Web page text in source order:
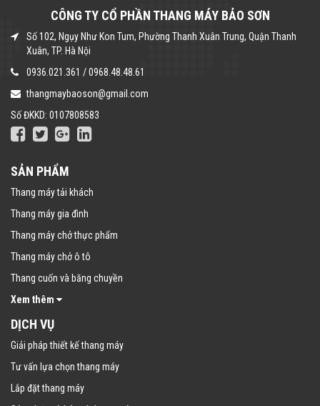
CÔNG TY CỔ PHẦN THANG MÁY BẢO SƠN
Số 102, Ngụy Như Kon Tum, Phường Thanh Xuân Trung, Quận Thanh
Xuân, TP. Hà Nội
0936.021.361 /0968.48.48.61
thangmaybaoson@gmail.com
Số ĐKKD: 0107808583
SẢN PHẨM
Thang máy tải khách
Thang máy gia đình
Thang máy chở thực phẩm
Thang máy chở ô tô
Thang cuốn và băng chuyền
Xem thêm
DỊCH VỤ
Giải pháp thiết kế thang máy
Tư vấn lựa chọn thang máy
Lắp đặt thang máy